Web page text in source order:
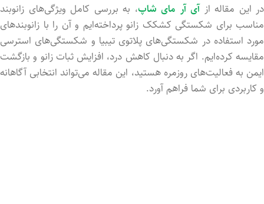
در این مقاله ازآی آر مای شاپ، به بررسی کامل ویژگی‌های زانوبند
مناسب برای شکستگی کشکک زانو پرداخته‌ایم و آن را با زانوبندهای
مورد استفاده در شکستگی‌های پلاتوی تیبیا و شکستگی‌های استرسی
مقایسه کرده‌ایم. اگر به دنبال کاهش درد، افزایش ثبات زانو و بازگشت
ایمن به فعالیت‌های روزمره هستید، این مقاله می‌تواند انتخابی آگاهانه
و کاربردی برای شما فراهم آورد.